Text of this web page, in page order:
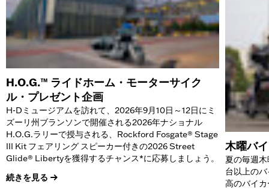
H.O.G.™ ライドホーム・モーターサイク
ル・プレゼント企画
H-Dミュージアムを訪れて、2026年9月10日～12日にミ
ズーリ州ブランソンで開催される2026年ナショナル
H.O.G.ラリーで授与される、Rockford Fosgate® Stage
III Kit フェアリング スピーカー付きの2026 Street
Glide® Libertyを獲得するチャンス*に応募しましょう。
続きを見る
木曜バ
夏の毎週
台以上の
高のバイ